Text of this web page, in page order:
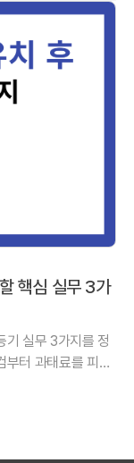
핵심 실무 3가
기 실무 3가지를 정
부터 과태료를 피하